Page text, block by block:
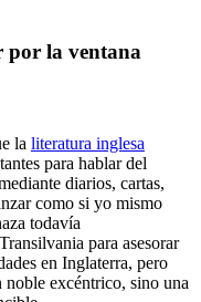
por la ventana
la literatura inglesa
para hablar del
diarios, cartas,
como si yo mismo
todavía
para asesorar
en Inglaterra, pero
excéntrico, sino una